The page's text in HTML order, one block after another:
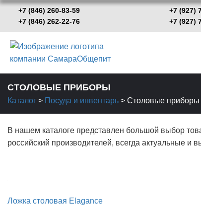
+7 (846) 260-83-59
+7 (846) 262-22-76
+7 (927)
+7 (927)
СТОЛОВЫЕ ПРИБОРЫ
Каталог > Посуда и инвентарь > Столовые приборы
В нашем каталоге представлен большой выбор
российский производителей, всегда актуальные
Ложка столовая Elagance